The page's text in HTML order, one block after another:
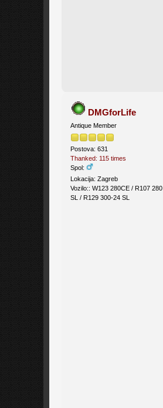
DMGforLife
Antique Member
Postova: 631
Thanked: 115 times
Spol:
Lokacija: Zagreb
Vozilo:: W123 280CE / R107 280
SL / R129 300-24 SL